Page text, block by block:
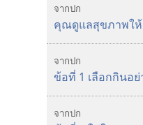
จากปก
คุณดูแลสุขภาพใ
จากปก
ข้อที่ 1 เลือกกินอย่
จากปก